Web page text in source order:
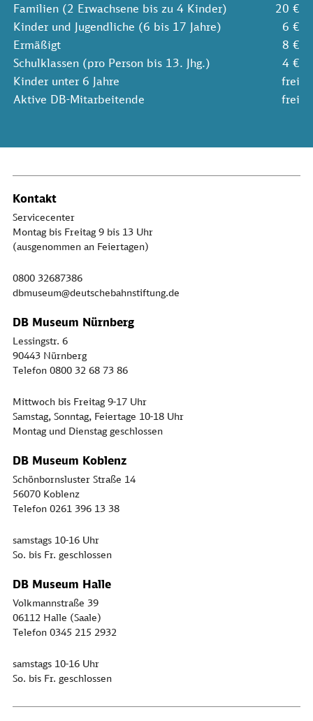
Familien (2 Erwachsene bis zu 4 Kinder)
20 €
Kinder und Jugendliche (6 bis 17 Jahre)
6 €
Ermäßigt
8 €
Schulklassen (pro Person bis 13. Jhg.)
4 €
Kinder unter 6 Jahre
frei
Aktive DB-Mitarbeitende
frei
Kontakt
Servicecenter
Montag bis Freitag 9 bis 13 Uhr
(ausgenommen an Feiertagen)
0800 32687386
dbmuseum@deutschebahnstiftung.de
DB Museum Nürnberg
Lessingstr. 6
90443 Nürnberg
Telefon 0800 32 68 73 86
Mittwoch bis Freitag 9-17 Uhr
Samstag, Sonntag, Feiertage 10-18 Uhr
Montag und Dienstag geschlossen
DB Museum Koblenz
Schönbornsluster Straße 14
56070 Koblenz
Telefon 0261 396 13 38
samstags 10-16 Uhr
So. bis Fr. geschlossen
DB Museum Halle
Volkmannstraße 39
06112 Halle (Saale)
Telefon 0345 215 2932
samstags 10-16 Uhr
So. bis Fr. geschlossen